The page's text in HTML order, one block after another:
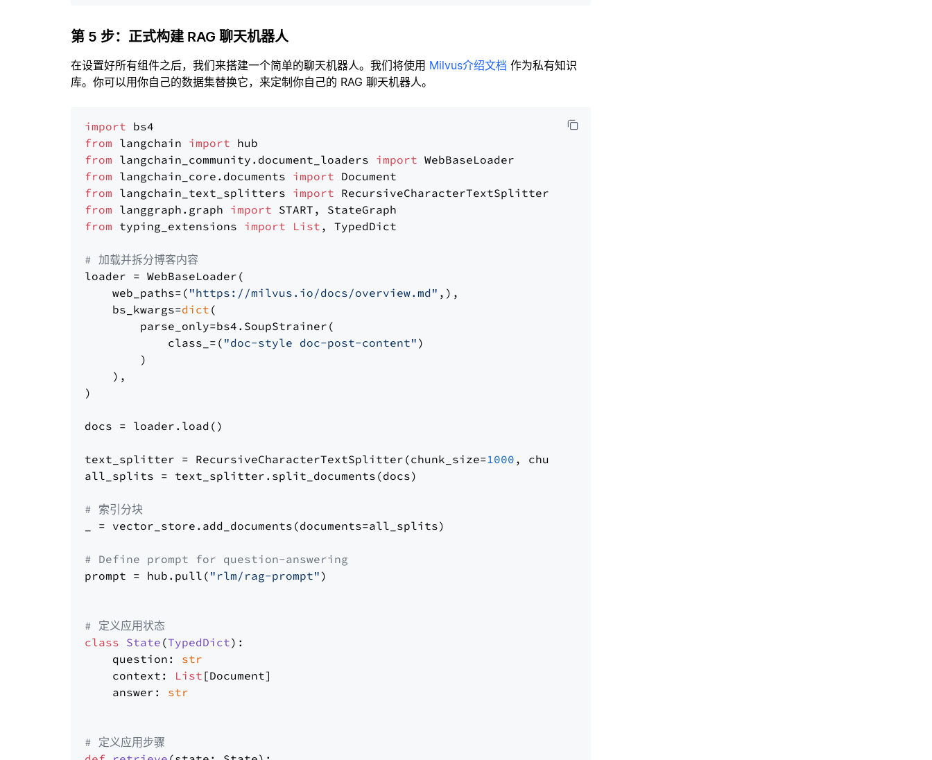
第 5 步：正式构建 RAG 聊天机器人
在设置好所有组件之后，我们来搭建一个简单的聊天机器人。我们将使用 Milvus介绍文档 作为私有知识
库。你可以用你自己的数据集替换它，来定制你自己的 RAG 聊天机器人。
import
from langchain import
from langchain_community.document_loaders import
from langchain_core.documents import
from langchain_text_splitters import
from langgraph.graph import
from typing_extensions import List , TypedDict
# 加载并拆分博客内容
loader = WebBaseLoader(
    web_paths=(
"https://milvus.io/docs/overview.md" ,),
    bs_kwargs=
dict (
        parse_only=bs4.SoupStrainer(
            class_=(
"doc-style doc-post-content" )
        )
    ),
)
docs = loader.load()
text_splitter = RecursiveCharacterTextSplitter(chunk_size=1000 , chunk_overlap=
all_splits = text_splitter.split_documents(docs)
# 索引分块
_ = vector_store.add_documents(documents=all_splits)
# Define prompt for question-answering
prompt = hub.pull( "rlm/rag-prompt" )
# 定义应用状态
class State (TypedDict):
    question:
str
    context:
List [Document]
    answer:
str
# 定义应用步骤